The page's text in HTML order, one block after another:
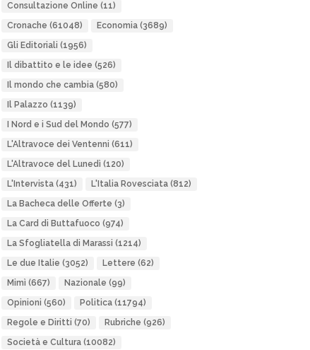
Consultazione Online (11)
Cronache (61048) Economia(3689)
Gli Editoriali (1956)
Il dibattito e le idee (526)
Il mondo che cambia(580)
Il Palazzo (1139)
I Nord e i Sud del Mondo (577)
L'Altravoce dei Ventenni (611)
L'Altravoce del Lunedì (120)
L'Intervista(431) L'Italia Rovesciata(812)
La Bacheca delle Offerte (3)
La Card di Buttafuoco (974)
La Sfogliatella di Marassi (1214)
Le due Italie (3052) Lettere (62)
Mimì (667) Nazionale (99)
Opinioni (560) Politica(11794)
Regole e Diritti (70) Rubriche (926)
Società e Cultura(10082)